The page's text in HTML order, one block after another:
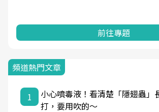
前往專題
頻道熱門文章
1
小心噴毒液！看清楚「隱翅蟲」
打，要用吹的～